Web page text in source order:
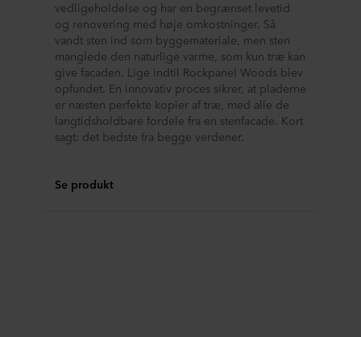
vedligeholdelse og har en begrænset levetid
og renovering med høje omkostninger. Så
vandt sten ind som byggemateriale, men sten
manglede den naturlige varme, som kun træ kan
give facaden. Lige indtil Rockpanel Woods blev
opfundet. En innovativ proces sikrer, at pladerne
er næsten perfekte kopier af træ, med alle de
langtidsholdbare fordele fra en stenfacade. Kort
sagt: det bedste fra begge verdener.
Se produkt